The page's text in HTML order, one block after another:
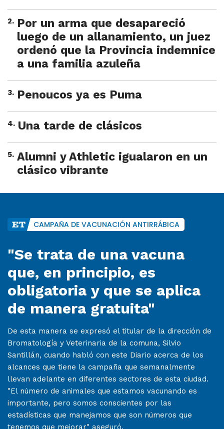
2. Por un arma que desapareció
luego de un allanamiento, un juez
ordenó que la Provincia indemnice
a una familia azuleña
3. Penoucos ya es Puma
4. Una tarde de clásicos
5. Alumni y Athletic igualaron en un
clásico vibrante
CAMPAÑA DE VACUNACIÓN ANTIRRÁBICA
"Se trata de una vacuna
que, en principio, es
obligatoria y que se aplica
de manera gratuita"
De esta manera se expresó el titular de la dirección de
Bromatología y Veterinaria de la comuna, Silvio
Santillán, cuando habló con este Diario acerca de los
alcances que tiene la campaña que semanalmente
llevan adelante en diferentes sectores de esta ciudad.
"El número de animales que estamos vacunando es
importante, pero somos conscientes por las
estadísticas que manejamos que son números que
tenemos que mejorar" aseguró.